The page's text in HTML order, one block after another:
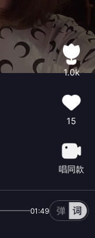
1.0k
15
唱同款
01:49